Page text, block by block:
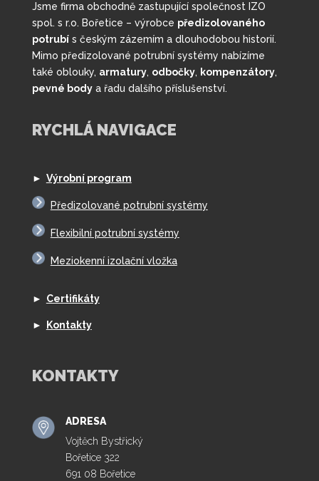
Jsme firma obchodně zastupující společnost IZO
spol. s r.o. Bořetice – výrobce předizolovaného
potrubís českým zázemím a dlouhodobou historií.
Mimo předizolované potrubní systémy nabízíme
také oblouky, armatury, odbočky, kompenzátory,
pevné bodya řadu dalšího příslušenství.
RYCHLÁ NAVIGACE
► Výrobní program
Předizolované potrubní systémy
Flexibilní potrubní systémy
Meziokenní izolační vložka
► Certifikáty
► Kontakty
KONTAKTY
ADRESA
Vojtěch Bystřický
Bořetice 322
691 08 Bořetice